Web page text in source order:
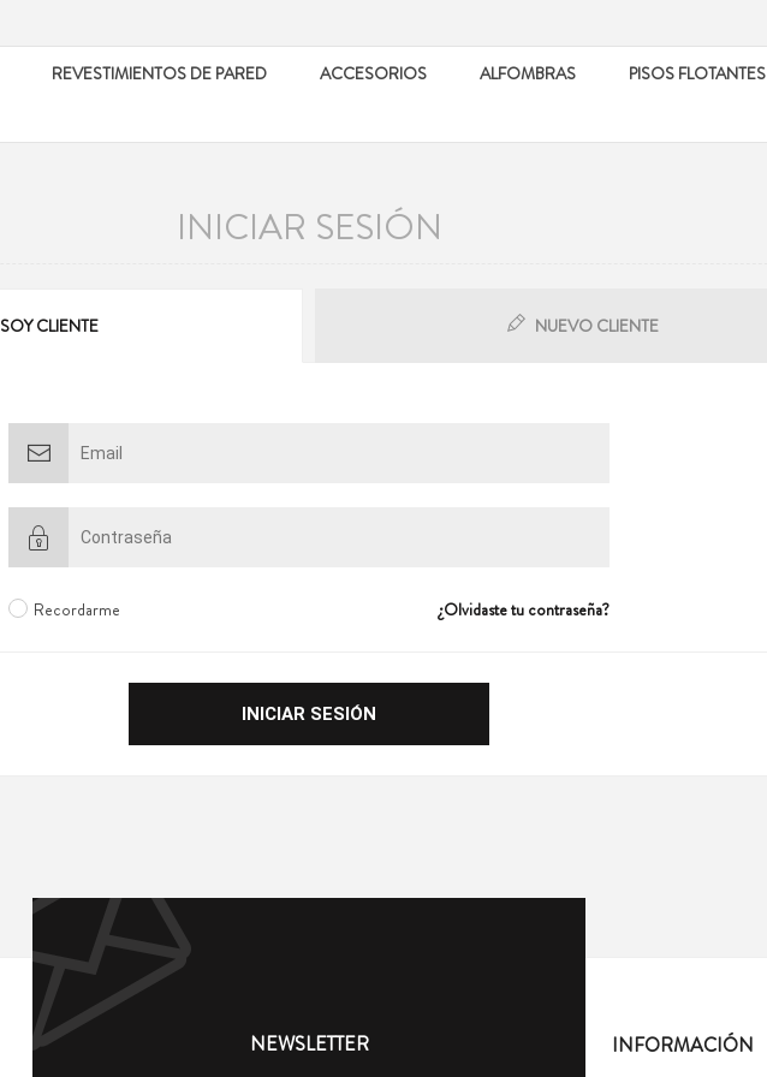
REVESTIMIENTOS DE PARED ACCESORIOS ALFOMBRAS
PISOS FLOTANTES
INICIAR SESIÓN
SOY CLIENTE NUEVO CLIENTE
Recordarme ¿Olvidaste tu contraseña?
NEWSLETTER INFORMACIÓN